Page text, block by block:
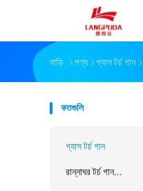
বাড়ি পণ্য গ্যাস টর্চ গান
কতগুলি
গ্যাস টর্চ গান
রান্নাঘর টর্চ গান...